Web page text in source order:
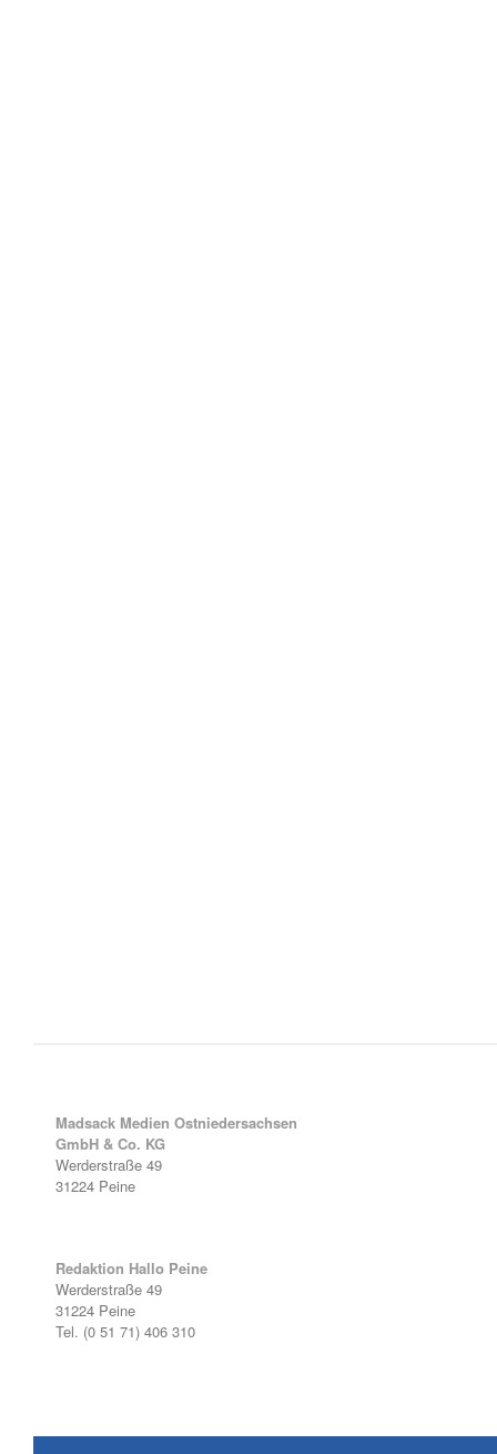
Madsack Medien Ostniedersachsen
GmbH & Co. KG
Werderstraße 49
31224 Peine
Redaktion Hallo Peine
Werderstraße 49
31224 Peine
Tel. (0 51 71) 406 310